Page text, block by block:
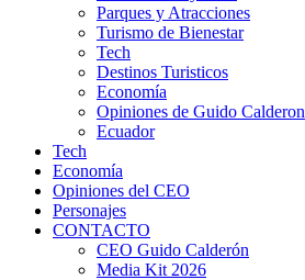
Parques y Atracciones
Turismo de Bienestar
Tech
Destinos Turisticos
Economía
Opiniones de Guido Calderon
Ecuador
Tech
Economía
Opiniones del CEO
Personajes
CONTACTO
CEO Guido Calderón
Media Kit 2026